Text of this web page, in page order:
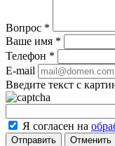
Вопрос *
Ваше имя *
Телефон *
E-mail
Введите текст с
Я согласен на
Отменить